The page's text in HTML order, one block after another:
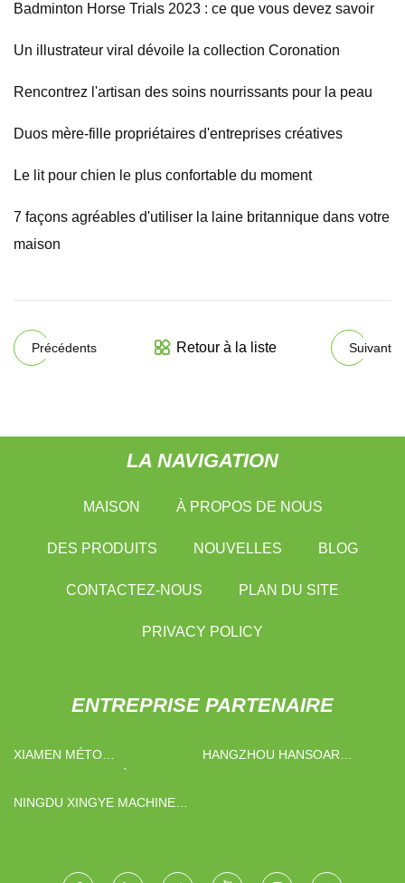
Badminton Horse Trials 2023 : ce que vous devez savoir
Un illustrateur viral dévoile la collection Coronation
Rencontrez l'artisan des soins nourrissants pour la peau
Duos mère-fille propriétaires d'entreprises créatives
Le lit pour chien le plus confortable du moment
7 façons agréables d'utiliser la laine britannique dans votre
maison
Précédents Retour à la liste Suivant
LA NAVIGATION
MAISON À PROPOS DE NOUS
DES PRODUITS NOUVELLES BLOG
CONTACTEZ-NOUS PLAN DU SITE
PRIVACY POLICY
ENTREPRISE PARTENAIRE
XIAMEN MÉTO
INDUSTRIE CO., LTD
HANGZHOU HANSOAR
NINGDU XINGYE MACHINES